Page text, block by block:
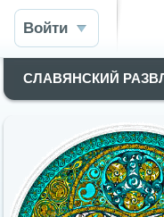
Войти
СЛАВЯНСКИЙ